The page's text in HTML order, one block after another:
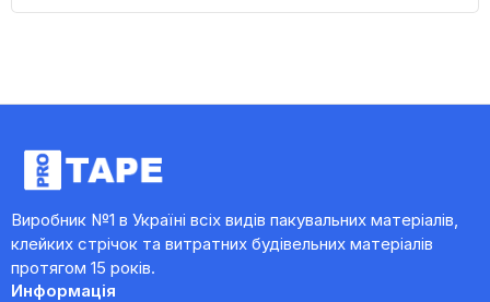
Виробник №1 в Україні всіх видів пакувальних матеріалів,
клейких стрічок та витратних будівельних матеріалів
протягом 15 років.
Информація